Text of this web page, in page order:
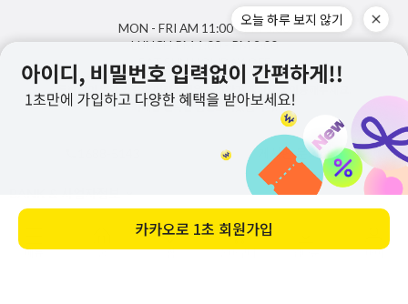
메뉴 홈 찜 장바구니 앱다운 마이
MON - FRI AM 11:00 - PM 5:00
LUNCHPM 1:00 - PM 2:00
SAT,SUN,HOLIDAY OFF
통화량이 많아 연결이 어려울경우 문의하기 게시판을 이용해주세요.
최대한 신속한 답변드리겠습니다.
게시판 문의하기
오늘 하루 보지 않기
카카오로 1초 회원가입